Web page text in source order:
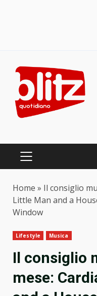
content
PRIMARY
Home » Il consiglio
Little Man and a
Window
Lifestyle Musica
Il consiglio
mese: